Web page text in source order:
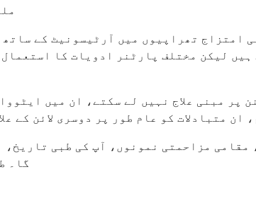
امتزاج تھراپیوں میں آرٹیسونیٹ کے
لیکن مختلف پارٹنر ادویات کا
پر مبنی علاج نہیں لے سکتے، ان میں
ان متبادلات کو عام طور پر دوسری لائن کے
مقامی مزاحمتی نمونوں، آپ کی طبی
گا۔